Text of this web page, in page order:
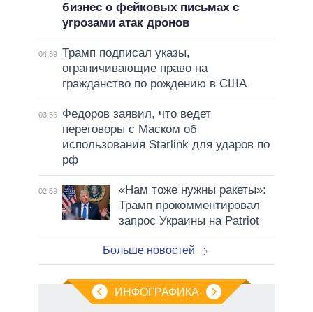
бизнес о фейковых письмах с
угрозами атак дронов
04:39 Трамп подписал указы,
ограничивающие право на
гражданство по рождению в США
03:56
Федоров заявил, что ведет
переговоры с Маском об
использования Starlink для ударов по
рф
02:59
«Нам тоже нужны ракеты»:
Трамп прокомментировал
запрос Украины на Patriot
Больше новостей
ИНФОГРАФИКА